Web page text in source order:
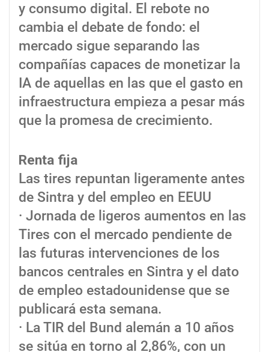
y consumo digital. El rebote no
cambia el debate de fondo: el
mercado sigue separando las
compañías capaces de monetizar la
IA de aquellas en las que el gasto en
infraestructura empieza a pesar más
que la promesa de crecimiento.
Renta fija
Las tires repuntan ligeramente antes
de Sintra y del empleo en EEUU
· Jornada de ligeros aumentos en las
Tires con el mercado pendiente de
las futuras intervenciones de los
bancos centrales en Sintra y el dato
de empleo estadounidense que se
publicará esta semana.
· La TIR del Bund alemán a 10 años
se sitúa en torno al 2,86%, con un